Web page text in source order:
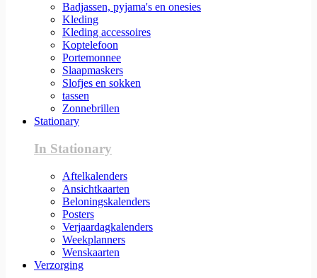
Badjassen, pyjama's en onesies
Kleding
Kleding accessoires
Koptelefoon
Portemonnee
Slaapmaskers
Slofjes en sokken
tassen
Zonnebrillen
Stationary
In Stationary
Aftelkalenders
Ansichtkaarten
Beloningskalenders
Posters
Verjaardagkalenders
Weekplanners
Wenskaarten
Verzorging